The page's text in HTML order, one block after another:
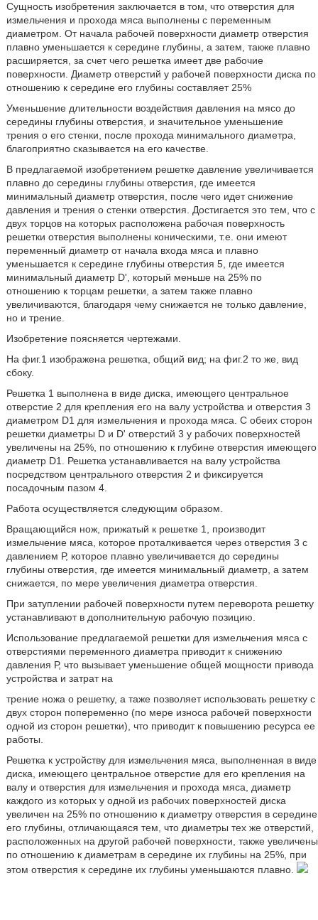
Сущность изобретения заключается в том, что отверстия для
измельчения и прохода мяса выполнены с переменным
диаметром. От начала рабочей поверхности диаметр отверстия
плавно уменьшается к середине глубины, а затем, также плавно
расширяется, за счет чего решетка имеет две рабочие
поверхности. Диаметр отверстий у рабочей поверхности диска по
отношению к середине его глубины составляет 25%
Уменьшение длительности воздействия давления на мясо до
середины глубины отверстия, и значительное уменьшение
трения о его стенки, после прохода минимального диаметра,
благоприятно сказывается на его качестве.
В предлагаемой изобретением решетке давление увеличивается
плавно до середины глубины отверстия, где имеется
минимальный диаметр отверстия, после чего идет снижение
давления и трения о стенки отверстия. Достигается это тем, что с
двух торцов на которых расположена рабочая поверхность
решетки отверстия выполнены коническими, т.е. они имеют
переменный диаметр от начала входа мяса и плавно
уменьшается к середине глубины отверстия 5, где имеется
минимальный диаметр D', который меньше на 25% по
отношению к торцам решетки, а затем также плавно
увеличиваются, благодаря чему снижается не только давление,
но и трение.
Изобретение поясняется чертежами.
На фиг.1 изображена решетка, общий вид; на фиг.2 то же, вид
сбоку.
Решетка 1 выполнена в виде диска, имеющего центральное
отверстие 2 для крепления его на валу устройства и отверстия 3
диаметром D1 для измельчения и прохода мяса. С обеих сторон
решетки диаметры D и D' отверстий 3 у рабочих поверхностей
увеличены на 25%, по отношению к глубине отверстия имеющего
диаметр D1. Решетка устанавливается на валу устройства
посредством центрального отверстия 2 и фиксируется
посадочным пазом 4.
Работа осуществляется следующим образом.
Вращающийся нож, прижатый к решетке 1, производит
измельчение мяса, которое проталкивается через отверстия 3 с
давлением Р, которое плавно увеличивается до середины
глубины отверстия, где имеется минимальный диаметр, а затем
снижается, по мере увеличения диаметра отверстия.
При затуплении рабочей поверхности путем переворота решетку
устанавливают в дополнительную рабочую позицию.
Использование предлагаемой решетки для измельчения мяса с
отверстиями переменного диаметра приводит к снижению
давления Р, что вызывает уменьшение общей мощности привода
устройства и затрат на
трение ножа о решетку, а таже позволяет использовать решетку с
двух сторон попеременно (по мере износа рабочей поверхности
одной из сторон решетки), что приводит к повышению ресурса ее
работы.
Решетка к устройству для измельчения мяса, выполненная в виде
диска, имеющего центральное отверстие для его крепления на
валу и отверстия для измельчения и прохода мяса, диаметр
каждого из которых у одной из рабочих поверхностей диска
увеличен на 25% по отношению к диаметру отверстия в середине
его глубины, отличающаяся тем, что диаметры тех же отверстий,
расположенных на другой рабочей поверхности, также увеличены
по отношению к диаметрам в середине их глубины на 25%, при
этом отверстия к середине их глубины уменьшаются плавно.